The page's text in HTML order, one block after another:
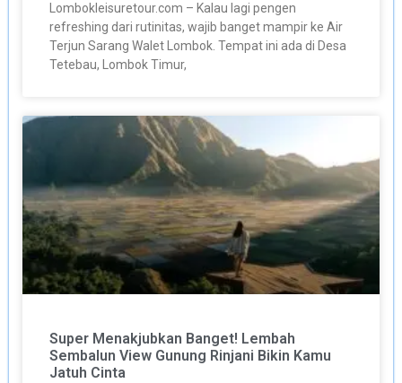
Lombokleisuretour.com – Kalau lagi pengen
refreshing dari rutinitas, wajib banget mampir ke Air
Terjun Sarang Walet Lombok. Tempat ini ada di Desa
Tetebau, Lombok Timur,
Super Menakjubkan Banget! Lembah
Sembalun View Gunung Rinjani Bikin Kamu
Jatuh Cinta